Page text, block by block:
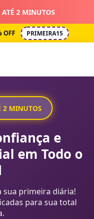
2 MINUTOS
OFF PRIMEIRA15
2 MINUTOS
e
em Todo o
sua primeira diária!
para sua total